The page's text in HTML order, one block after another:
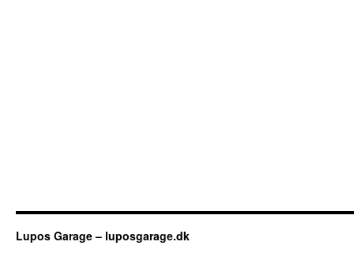
Lupos Garage – luposgarage.dk